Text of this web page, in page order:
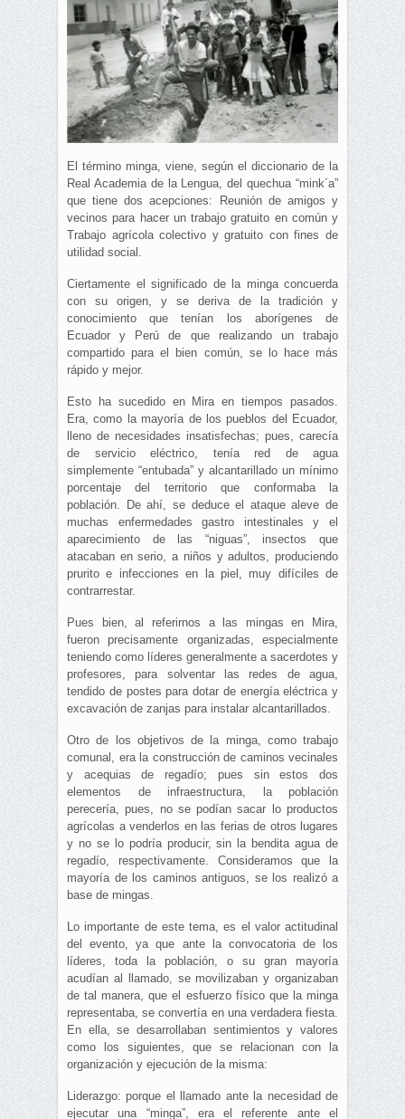
El término minga, viene, según el diccionario de la
Real Academia de la Lengua, del quechua “mink´a”
que tiene dos acepciones: Reunión de amigos y
vecinos para hacer un trabajo gratuito en común y
Trabajo agrícola colectivo y gratuito con fines de
utilidad social.
Ciertamente el significado de la minga concuerda
con su origen, y se deriva de la tradición y
conocimiento que tenían los aborígenes de
Ecuador y Perú de que realizando un trabajo
compartido para el bien común, se lo hace más
rápido y mejor.
Esto ha sucedido en Mira en tiempos pasados.
Era, como la mayoría de los pueblos del Ecuador,
lleno de necesidades insatisfechas; pues, carecía
de servicio eléctrico, tenía red de agua
simplemente “entubada” y alcantarillado un mínimo
porcentaje del territorio que conformaba la
población. De ahí, se deduce el ataque aleve de
muchas enfermedades gastro intestinales y el
aparecimiento de las “niguas”, insectos que
atacaban en serio, a niños y adultos, produciendo
prurito e infecciones en la piel, muy difíciles de
contrarrestar.
Pues bien, al referirnos a las mingas en Mira,
fueron precisamente organizadas, especialmente
teniendo como líderes generalmente a sacerdotes y
profesores, para solventar las redes de agua,
tendido de postes para dotar de energía eléctrica y
excavación de zanjas para instalar alcantarillados.
Otro de los objetivos de la minga, como trabajo
comunal, era la construcción de caminos vecinales
y acequias de regadío; pues sin estos dos
elementos de infraestructura, la población
perecería, pues, no se podían sacar lo productos
agrícolas a venderlos en las ferias de otros lugares
y no se lo podría producir, sin la bendita agua de
regadío, respectivamente. Consideramos que la
mayoría de los caminos antiguos, se los realizó a
base de mingas.
Lo importante de este tema, es el valor actitudinal
del evento, ya que ante la convocatoria de los
líderes, toda la población, o su gran mayoría
acudían al llamado, se movilizaban y organizaban
de tal manera, que el esfuerzo físico que la minga
representaba, se convertía en una verdadera fiesta.
En ella, se desarrollaban sentimientos y valores
como los siguientes, que se relacionan con la
organización y ejecución de la misma:
Liderazgo: porque el llamado ante la necesidad de
ejecutar una “minga”, era el referente ante el